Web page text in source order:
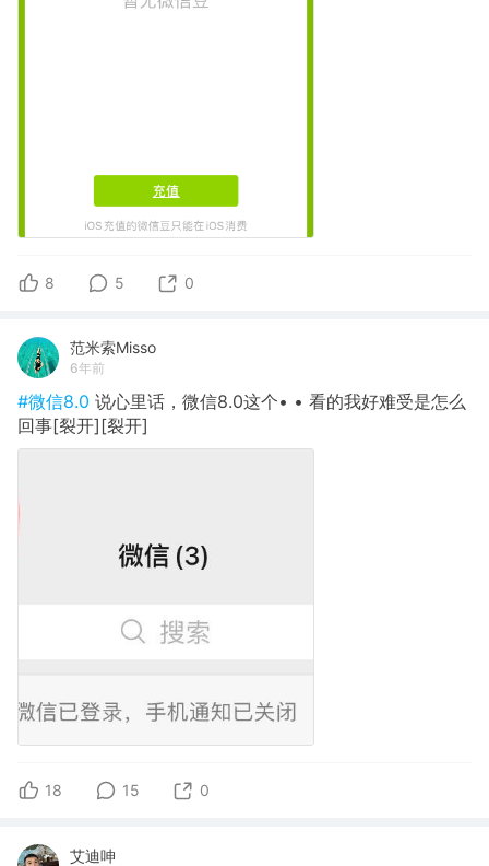
8 5 0
范米索Misso
6年前
#微信8.0 说心里话，微信8.0这个• • 看的我好难受是怎么
回事[裂开][裂开]
18 15 0
艾迪呻